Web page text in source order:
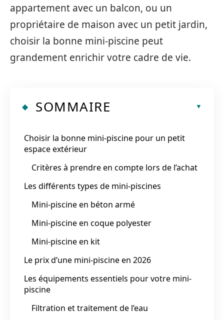
appartement avec un balcon, ou un
propriétaire de maison avec un petit jardin,
choisir la bonne mini-piscine peut
grandement enrichir votre cadre de vie.
SOMMAIRE
Choisir la bonne mini-piscine pour un petit
espace extérieur
Critères à prendre en compte lors de l’achat
Les différents types de mini-piscines
Mini-piscine en béton armé
Mini-piscine en coque polyester
Mini-piscine en kit
Le prix d’une mini-piscine en 2026
Les équipements essentiels pour votre mini-
piscine
Filtration et traitement de l’eau